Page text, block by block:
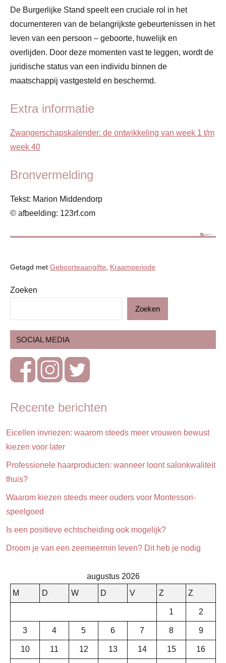
De Burgerlijke Stand speelt een cruciale rol in het
documenteren van de belangrijkste gebeurtenissen in het
leven van een persoon – geboorte, huwelijk en
overlijden. Door deze momenten vast te leggen, wordt de
juridische status van een individu binnen de
maatschappij vastgesteld en beschermd.
Extra informatie
Zwangerschapskalender: de ontwikkeling van week 1 t/m
week 40
Bronvermelding
Tekst: Marion Middendorp
© afbeelding: 123rf.com
Getagd met Geboorteaangifte Kraamperiode
Baby
Kraamperiode
Zoeken
Zoeken
SOCIAL MEDIA
Recente berichten
Eicellen invriezen: waarom steeds meer vrouwen bewust
kiezen voor later
Professionele haarproducten: wanneer loont salonkwaliteit
thuis?
Waarom kiezen steeds meer ouders voor Montessori-
speelgoed
Is een positieve echtscheiding ook mogelijk?
Droom je van een zeemeermin leven? Dit heb je nodig
augustus 2026
M
D W D V Z Z
1 2
3 4 5 6 7 8 9
10 11 12 13 14 15 16